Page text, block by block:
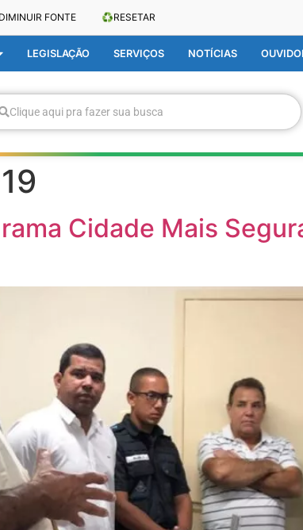
DIMINUIR FONTE ♻️RESETAR
LEGISLAÇÃO SERVIÇOS NOTÍCIAS
Clique aqui pra fazer sua busca
Cidade Mais